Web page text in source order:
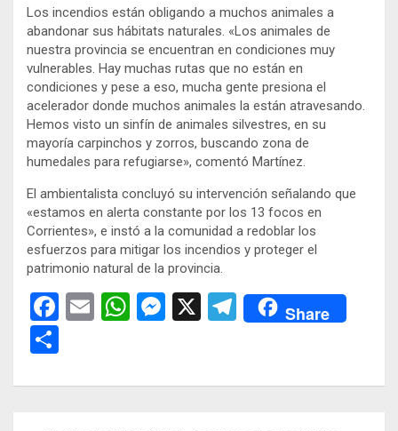
Los incendios están obligando a muchos animales a
abandonar sus hábitats naturales. «Los animales de
nuestra provincia se encuentran en condiciones muy
vulnerables. Hay muchas rutas que no están en
condiciones y pese a eso, mucha gente presiona el
acelerador donde muchos animales la están atravesando.
Hemos visto un sinfín de animales silvestres, en su
mayoría carpinchos y zorros, buscando zona de
humedales para refugiarse», comentó Martínez.
El ambientalista concluyó su intervención señalando que
«estamos en alerta constante por los 13 focos en
Corrientes», e instó a la comunidad a redoblar los
esfuerzos para mitigar los incendios y proteger el
patrimonio natural de la provincia.
F
b
E
W
s
M
n
X
T
gr
Share
m